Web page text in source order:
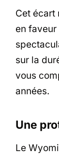
Cet écart
en
sur la
vous
années.
Une
Le